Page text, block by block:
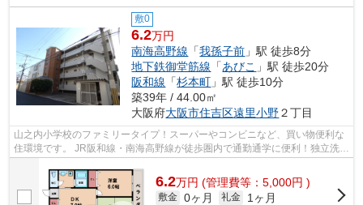
敷0
6.2万円
南海高野線 「我孫子前 」駅 徒歩8分
地下鉄御堂筋線 「あびこ 」駅 徒歩20分
阪和線 「杉本町 」駅 徒歩10分
築39年 / 44.00㎡
大阪府大阪市住吉区遠里小野２丁目
山之内小学校のファミリータイプ！スーパーやコンビニなど、買い物便利な
住環境です。 JR阪和線・南海高野線が徒歩圏内で通勤通学に便利！独立洗面
6.2万円 (管理費等：5,000円 )
敷金 0ヶ月 礼金
1ヶ月